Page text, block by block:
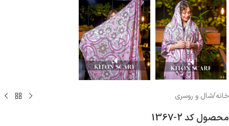
خانه/شال و روسری
محصول کد 2-1367